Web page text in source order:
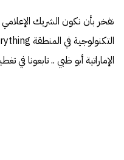
نفخر بأن نكون الشريك
الإماراتية أبو ظبي .. تابعونا في